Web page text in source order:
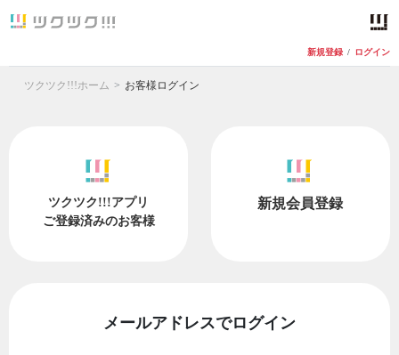
新規登録 / ログイン
ツクツク!!!ホーム お客様ログイン
ツクツク!!!アプリ
ご登録済みのお客様
新規会員登録
メールアドレスでログイン